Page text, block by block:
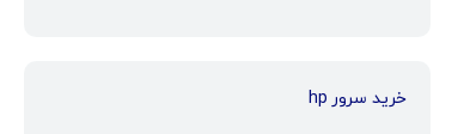
خرید سرور hp